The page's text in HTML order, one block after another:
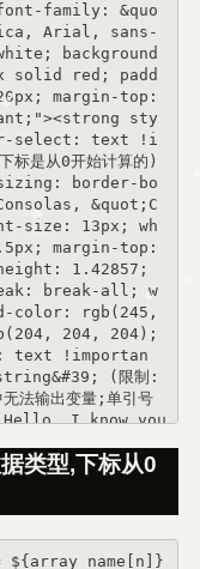
family: &quo
Arial, sans-
background
solid red; padd
margin-top:
sty
select: text !i
是从0开始计算的)
border-bo
&quot;C
size: 13px; wh
margin-top:
1.42857;
break-all; w
color: rgb(245,
204, 204);
text !importan
(限制:
法输出变量;单引号
I know you
:your_name="qinj
!&quot;gree
!"echo $greetin
is a gr
类型,下标从0
${array_name[n]}